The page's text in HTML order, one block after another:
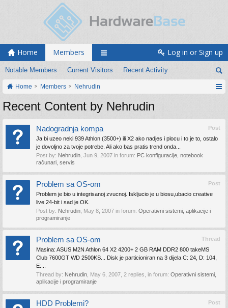
Home Members
Notable Members Current Visitors Recent Activity
Log in or Sign up
Home Members Nehrudin
Recent Content by Nehrudin
Post
Nadogradnja kompa
Ja bi uzeo neki 939 Athlon (3500+) ili X2 ako nadjes i plocu i to je to, ostalo
je dovoljno za tvoje potrebe. Ali ako bas pratis trend onda...
Post by: Nehrudin Jun 9, 2007 in forum: PC konfiguracije, notebook
računari, servis
Post
Problem sa OS-om
Problem je bio u integrisanoj zvucnoj. Iskljucio je u biosu,ubacio creative
live 24-bit i sad je OK.
Post by: Nehrudin May 8, 2007 in forum: Operativni sistemi, aplikacije i
programiranje
Thread
Problem sa OS-om
Masina: ASUS M2N Athlon 64 X2 4200+ 2 GB RAM DDR2 800 takeMS
Club 7600GT WD 2500KS... Disk je particioniran na 3 dijela C: 24, D: 104,
E:...
Thread by: Nehrudin May 6, 2007 , 2 replies, in forum: Operativni sistemi,
aplikacije i programiranje
Post
HDD Problemi?